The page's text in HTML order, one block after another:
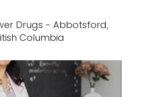
Drugs - Abbotsford,
Columbia